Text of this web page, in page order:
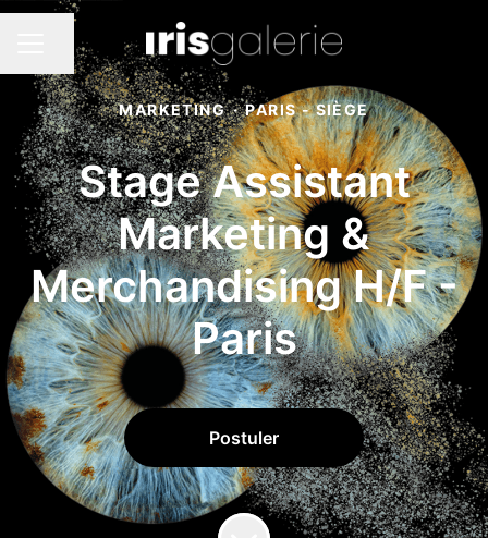
MENU CARRIÈRE
Partager la page
MARKETING · PARIS - SIÈGE
Stage Assistant
Marketing &
Merchandising H/F -
Paris
Postuler